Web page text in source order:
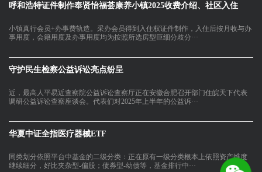
呼和浩特证件制作奉贤怡福荟康养小镇2025收费介绍、社区入住
小镇真行会员+办事费轨造。采办会员得到入住权证件制作，入住后按月收与办
事用度，会籍用度及办事用度均为按照所选房型巨细分歧分···
守护民生检察公益诉讼亮点纷呈
近，最高人平易近查察院公益诉讼查察厅正在安徽合肥召开部门住皖天下代表
调研公益诉讼查察座谈会。代表们对2025年上半年的公益诉···
华夏中证全指医疗器械ETF
同类划分依照平台中基金的二级分类：正在原有一级分类根本上依照资产维度
继续细分，好比夹杂型-偏股；债券型-幼债等，基金排行中···